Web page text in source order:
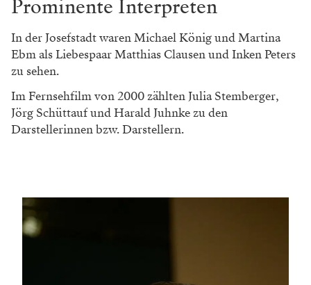
Prominente Interpreten
In der Josefstadt waren Michael König und Martina
Ebm als Liebespaar Matthias Clausen und Inken Peters
zu sehen.
Im Fernsehfilm von 2000 zählten Julia Stemberger,
Jörg Schüttauf und Harald Juhnke zu den
Darstellerinnen bzw. Darstellern.